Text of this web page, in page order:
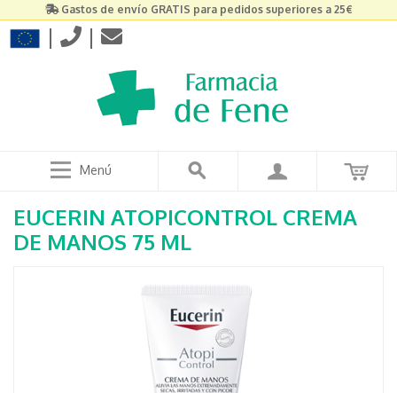
Gastos de envío GRATIS para pedidos superiores a 25€
| |
Menú
EUCERIN ATOPICONTROL CREMA
DE MANOS 75 ML